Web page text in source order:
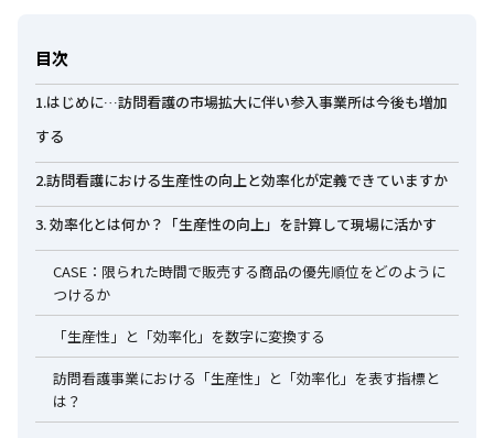
目次
1.はじめに…訪問看護の市場拡大に伴い参入事業所は今後も増加
する
2.訪問看護における生産性の向上と効率化が定義できていますか
3. 効率化とは何か？「生産性の向上」を計算して現場に活かす
CASE：限られた時間で販売する商品の優先順位をどのように
つけるか
「生産性」と「効率化」を数字に変換する
訪問看護事業における「生産性」と「効率化」を表す指標と
は？